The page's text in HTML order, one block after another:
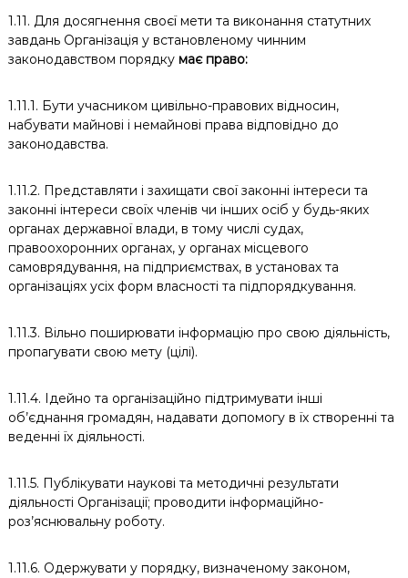
1.11. Для досягнення своєї мети та виконання статутних
завдань Організація у встановленому чинним
законодавством порядку має право:
1.11.1. Бути учасником цивільно-правових відносин,
набувати майнові і немайнові права відповідно до
законодавства.
1.11.2. Представляти і захищати свої законні інтереси та
законні інтереси своїх членів чи інших осіб у будь-яких
органах державної влади, в тому числі судах,
правоохоронних органах, у органах місцевого
самоврядування, на підприємствах, в установах та
організаціях усіх форм власності та підпорядкування.
1.11.3. Вільно поширювати інформацію про свою діяльність,
пропагувати свою мету (цілі).
1.11.4. Ідейно та організаційно підтримувати інші
об’єднання громадян, надавати допомогу в їх створенні та
веденні їх діяльності.
1.11.5. Публікувати наукові та методичні результати
діяльності Організації; проводити інформаційно-
роз’яснювальну роботу.
1.11.6. Одержувати у порядку, визначеному законом,